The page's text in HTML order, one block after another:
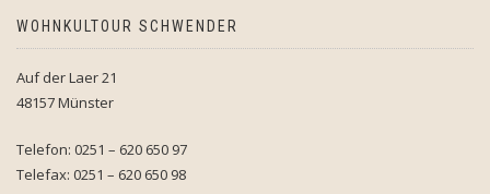
WOHNKULTOUR SCHWENDER
Auf der Laer 21
48157 Münster
Telefon: 0251 – 620 650 97
Telefax: 0251 – 620 650 98